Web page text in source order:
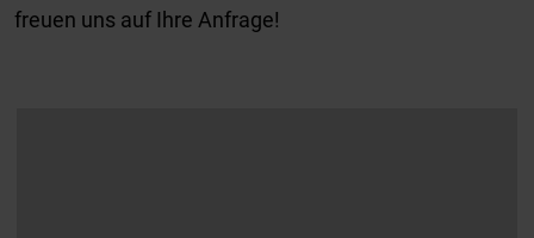
freuen uns auf Ihre Anfrage!